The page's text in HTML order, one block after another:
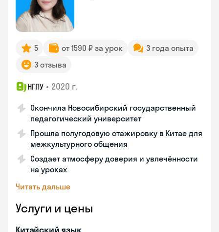
5 от 1590 ₽ за урок
3 года опыта
3 отзыва
НГПУ • 2020 г.
Окончила Новосибирский государственный
педагогический университет
Прошла полугодовую стажировку в Китае для
межкультурного общения
Создает атмосферу доверия и увлечённости
на уроках
Читать дальше
Услуги и цены